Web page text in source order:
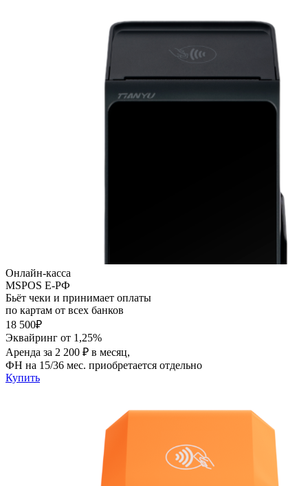
Онлайн-касса
MSPOS E-PФ
Бьёт чеки и принимает оплаты
по картам от всех банков
18 500₽
Эквайринг от 1,25%
Аренда за 2 200 ₽ в месяц,
ФН на 15/36 мес. приобретается отдельно
Купить